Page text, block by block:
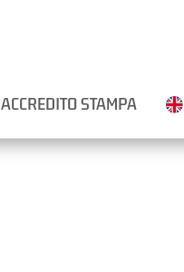
ACCREDITO STAMPA